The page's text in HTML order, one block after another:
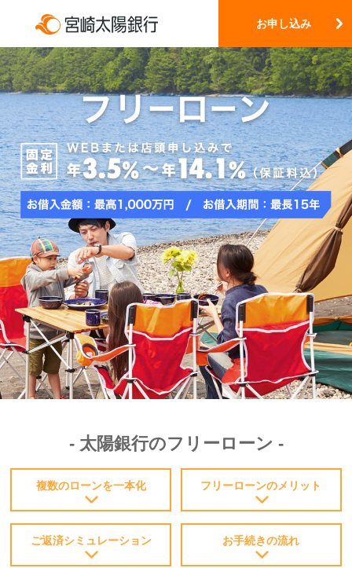
お申し込み
太陽銀行のフリーローン
複数のローンを一本化 フリーローンのメリット
ご返済シミュレーション お手続きの流れ